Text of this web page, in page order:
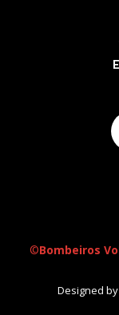
©Bombeiros
Designed by